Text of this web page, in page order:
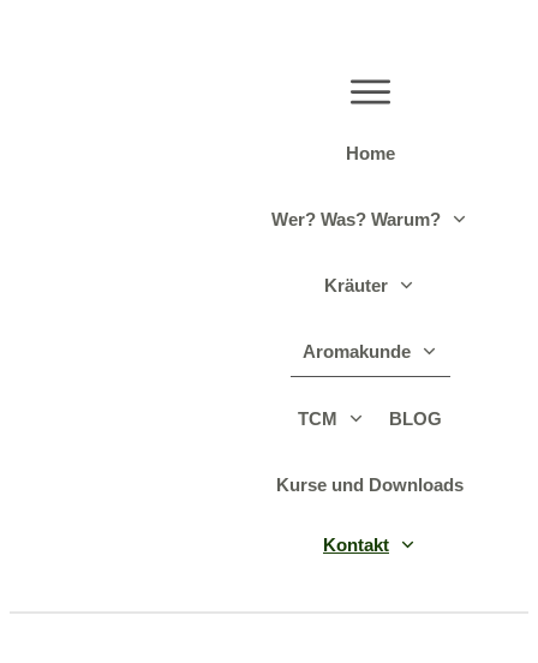
Home
Wer? Was? Warum?
Kräuter
Aromakunde
TCM BLOG
Kurse und Downloads
Kontakt